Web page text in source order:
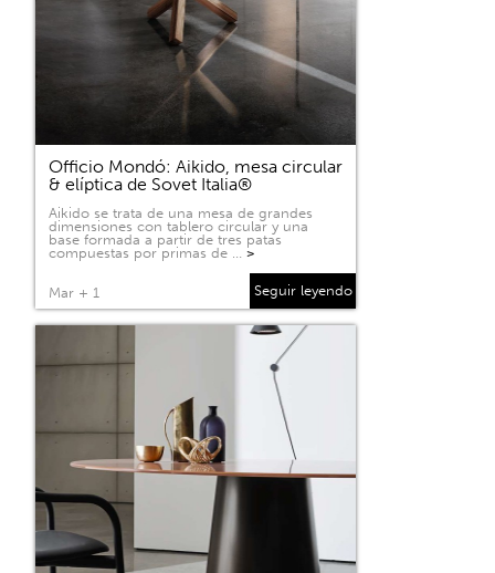
Officio Mondó: Aikido, mesa circular
& elíptica de Sovet Italia®
Aikido se trata de una mesa de grandes
dimensiones con tablero circular y una
base formada a partir de tres patas
compuestas por primas de … >
Mar + 1 Seguir leyendo